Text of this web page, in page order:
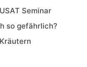
Seminar
so gefährlich?